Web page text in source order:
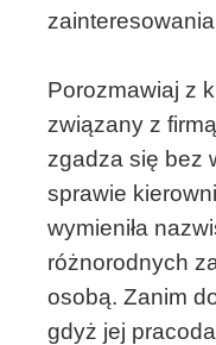
Porozmawiaj z
związany z
zgadza się bez
sprawie
wymieniła
różnorodnych
osobą. Zanim
gdyż jej